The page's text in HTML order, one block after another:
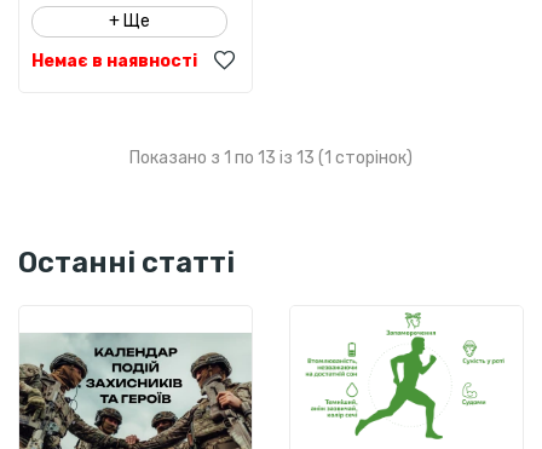
+ Ще
Немає в наявності
Показано з 1 по 13 із 13 (1 сторінок)
Останні статті